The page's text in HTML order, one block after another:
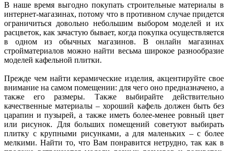
В наше время выгодно покупать строительные материалы в
интернет-магазинах, потому что в противном случае придется
ограничиться довольно небольшим выбором моделей и их
расцветок, как зачастую бывает, когда покупка осуществляется
в одном из обычных магазинов. В онлайн магазинах
стройматериалов можно найти весьма широкое разнообразие
моделей кафельной плитки.
Прежде чем найти керамические изделия, акцентируйте свое
внимание на самом помещении: для чего оно предназначено, а
также его размеры. Также выбирайте действительно
качественные материалы – хороший кафель должен быть без
царапин и пузырей, а также иметь более-менее ровный цвет
или рисунок. Для больших помещений советуют выбирать
плитку с крупными рисунками, а для маленьких – с более
мелкими. Найти то, что Вам понравится нетрудно, так как в